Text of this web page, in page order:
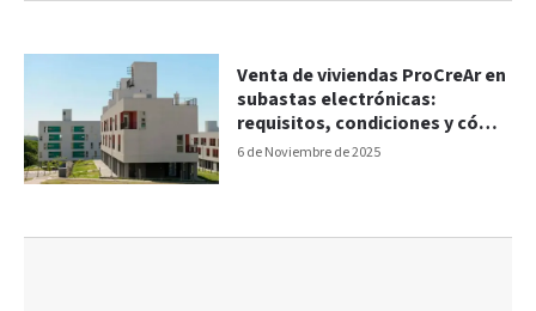
6 de Noviembre de 2025
Venta de viviendas ProCreAr en
subastas electrónicas:
requisitos, condiciones y cómo
participar